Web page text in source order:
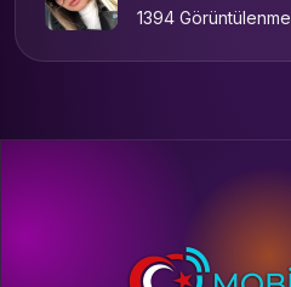
1394 Görüntülenme